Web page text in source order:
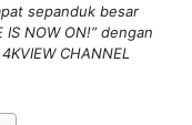
sepanduk besar
NOW ON!” dengan
CHANNEL